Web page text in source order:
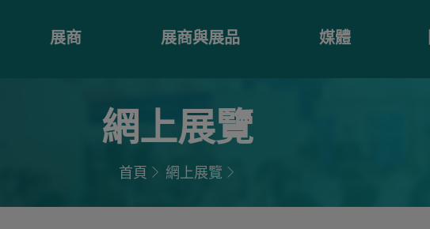
展商 展商與展品 媒體
網上展覽
首頁 網上展覽